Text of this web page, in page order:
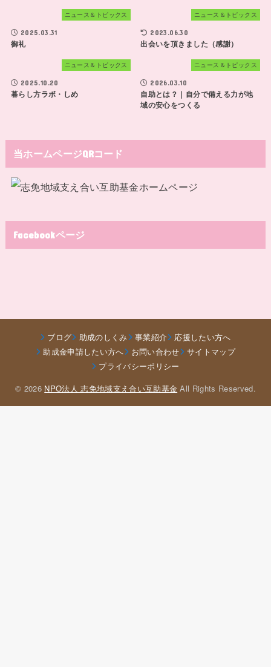
ニュース＆トピックス
2025.03.31
御礼
ニュース＆トピックス
2023.06.30
出会いを頂きました（感謝）
ニュース＆トピックス
2025.10.20
暮らし方ラボ・しめ
ニュース＆トピックス
2026.03.10
自助とは？｜自分で備える力が地
域の安心をつくる
当ホームページQRコード
Facebookページ
ブログ 助成のしくみ 事業紹介
応援したい方へ
助成金申請したい方へ
お問い合わせ
サイトマップ
プライバシーポリシー
© 2026 NPO法人 志免地域支え合い互助基金 All Rights Reserved.